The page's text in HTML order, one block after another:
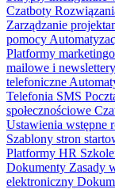
Czatboty
Zarządzanie
pomocy
Platformy
mailowe i newslettery
telefoniczne
Telefonia SMS
społecznościowe
Ustawienia wstępne
Szablony stron
Platformy HR
Dokumenty Zasady
elektroniczny